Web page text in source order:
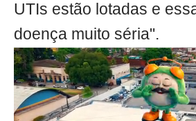
UTIs estão lotadas e
doença muito séria".